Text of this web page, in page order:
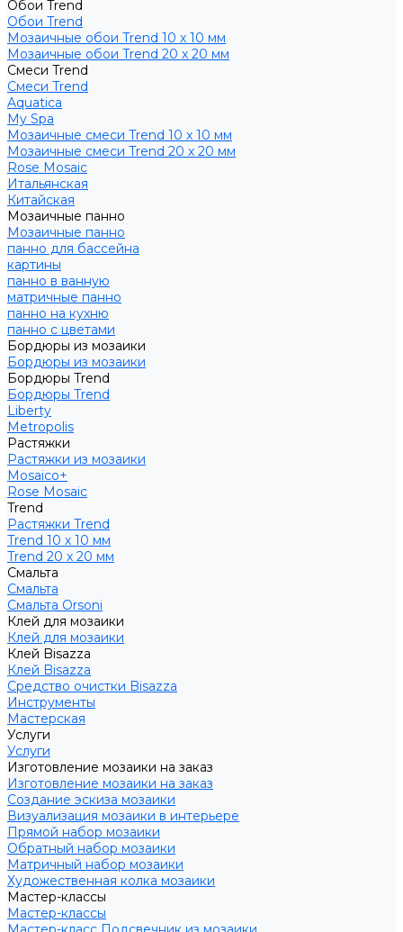
Обои Trend
Обои Trend
Мозаичные обои Trend 10 х 10 мм
Мозаичные обои Trend 20 х 20 мм
Смеси Trend
Смеси Trend
Aquatica
My Spa
Мозаичные смеси Trend 10 х 10 мм
Мозаичные смеси Trend 20 х 20 мм
Rose Mosaic
Итальянская
Китайская
Мозаичные панно
Мозаичные панно
панно для бассейна
картины
панно в ванную
матричные панно
панно на кухню
панно с цветами
Бордюры из мозаики
Бордюры из мозаики
Бордюры Trend
Бордюры Trend
Liberty
Metropolis
Растяжки
Растяжки из мозаики
Mosaico+
Rose Mosaic
Trend
Растяжки Trend
Trend 10 х 10 мм
Trend 20 х 20 мм
Смальта
Смальта
Смальта Orsoni
Клей для мозаики
Клей для мозаики
Клей Bisazza
Клей Bisazza
Средство очистки Bisazza
Инструменты
Мастерская
Услуги
Услуги
Изготовление мозаики на заказ
Изготовление мозаики на заказ
Создание эскиза мозаики
Визуализация мозаики в интерьере
Прямой набор мозаики
Обратный набор мозаики
Матричный набор мозаики
Художественная колка мозаики
Мастер-классы
Мастер-классы